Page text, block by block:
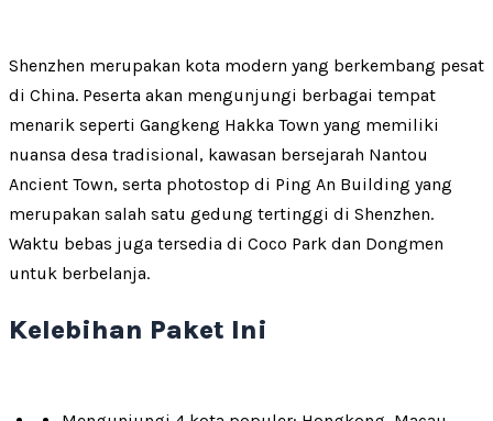
Shenzhen merupakan kota modern yang berkembang pesat
di China. Peserta akan mengunjungi berbagai tempat
menarik seperti Gangkeng Hakka Town yang memiliki
nuansa desa tradisional, kawasan bersejarah Nantou
Ancient Town, serta photostop di Ping An Building yang
merupakan salah satu gedung tertinggi di Shenzhen.
Waktu bebas juga tersedia di Coco Park dan Dongmen
untuk berbelanja.
Kelebihan Paket Ini